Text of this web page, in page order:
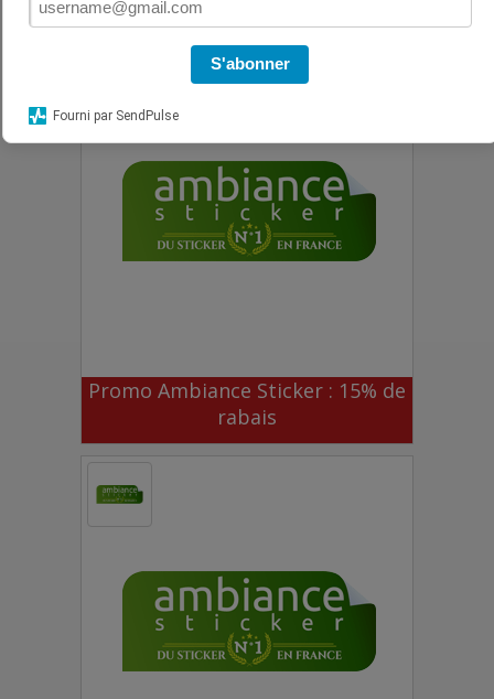
Promo Ambiance Sticker : 15% de
rabais
S'abonner
Fourni par SendPulse